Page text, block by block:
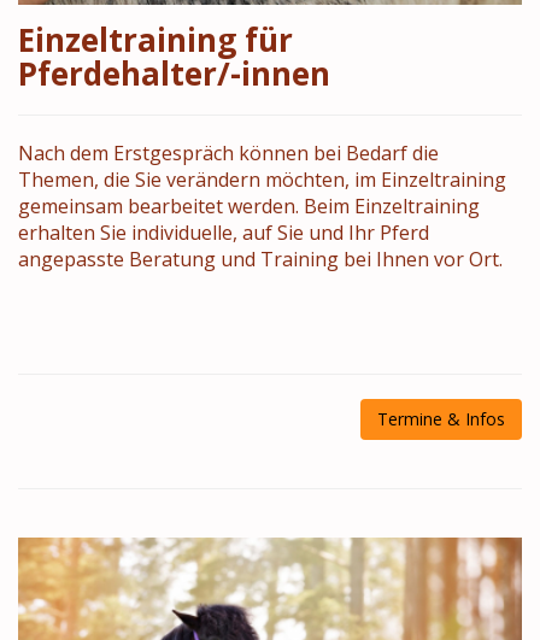
Einzeltraining für
Pferdehalter/-innen
Nach dem Erstgespräch können bei Bedarf die
Themen, die Sie verändern möchten, im Einzeltraining
gemeinsam bearbeitet werden. Beim Einzeltraining
erhalten Sie individuelle, auf Sie und Ihr Pferd
angepasste Beratung und Training bei Ihnen vor Ort.
Termine & Infos